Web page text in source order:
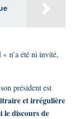
n’a été ni invité,
président est
et irrégulière
le discours de